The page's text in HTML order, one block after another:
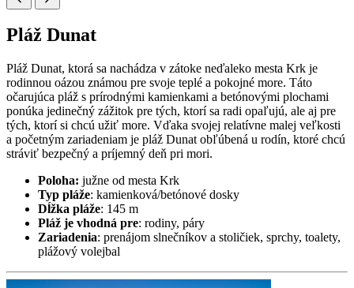
Pláž Dunat
Pláž Dunat, ktorá sa nachádza v zátoke neďaleko mesta Krk je
rodinnou oázou známou pre svoje teplé a pokojné more. Táto
očarujúca pláž s prírodnými kamienkami a betónovými plochami
ponúka jedinečný zážitok pre tých, ktorí sa radi opaľujú, ale aj pre
tých, ktorí si chcú užiť more. Vďaka svojej relatívne malej veľkosti
a početným zariadeniam je pláž Dunat obľúbená u rodín, ktoré chcú
stráviť bezpečný a príjemný deň pri mori.
Poloha: južne od mesta Krk
Typ pláže: kamienková/betónové dosky
Dĺžka pláže: 145 m
Pláž je vhodná pre: rodiny, páry
Zariadenia: prenájom slnečníkov a stoličiek, sprchy, toalety,
plážový volejbal